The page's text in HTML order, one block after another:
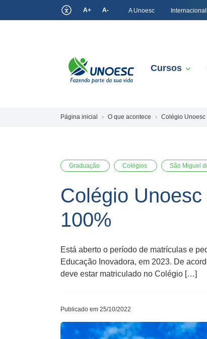
A+ A- A Unoesc
Cursos
Página inicial O que acontece Colégio Unoesc
Graduação Colégios São Miguel
Colégio
100%
Está aberto o período de matrículas e
Educação Inovadora, em 2023. De
deve estar matriculado no Colégio […]
Publicado em 25/10/2022